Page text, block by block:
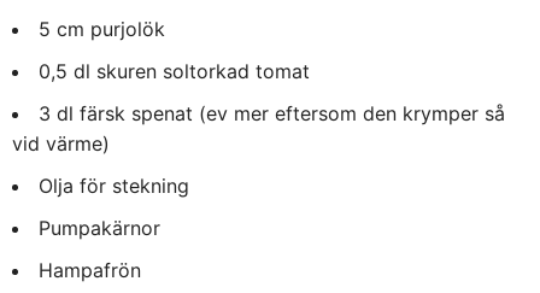
5 cm purjolök
0,5 dl skuren soltorkad tomat
3 dl färsk spenat (ev mer eftersom den krymper så
vid värme)
Olja för stekning
Pumpakärnor
Hampafrön